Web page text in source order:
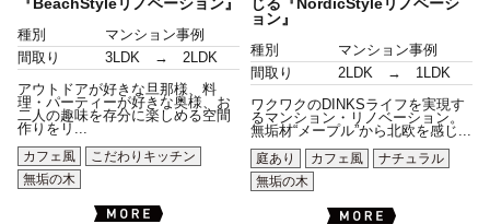
種別
マンション事例
間取り
3LDK → 2LDK
アウトドアが好きな旦那様、料
理・パーティーが好きな奥様、お
二人の趣味を存分に楽しめる空間
作りをリ...
カフェ風
こだわりキッチン
無垢の木
ョン』
種別
マンション事例
間取り
2LDK → 1LDK
ワクワクのDINKSライフを実現す
るマンション・リノベーション。
無垢材“メープル”から北欧を感じ...
庭あり
カフェ風
ナチュラル
無垢の木